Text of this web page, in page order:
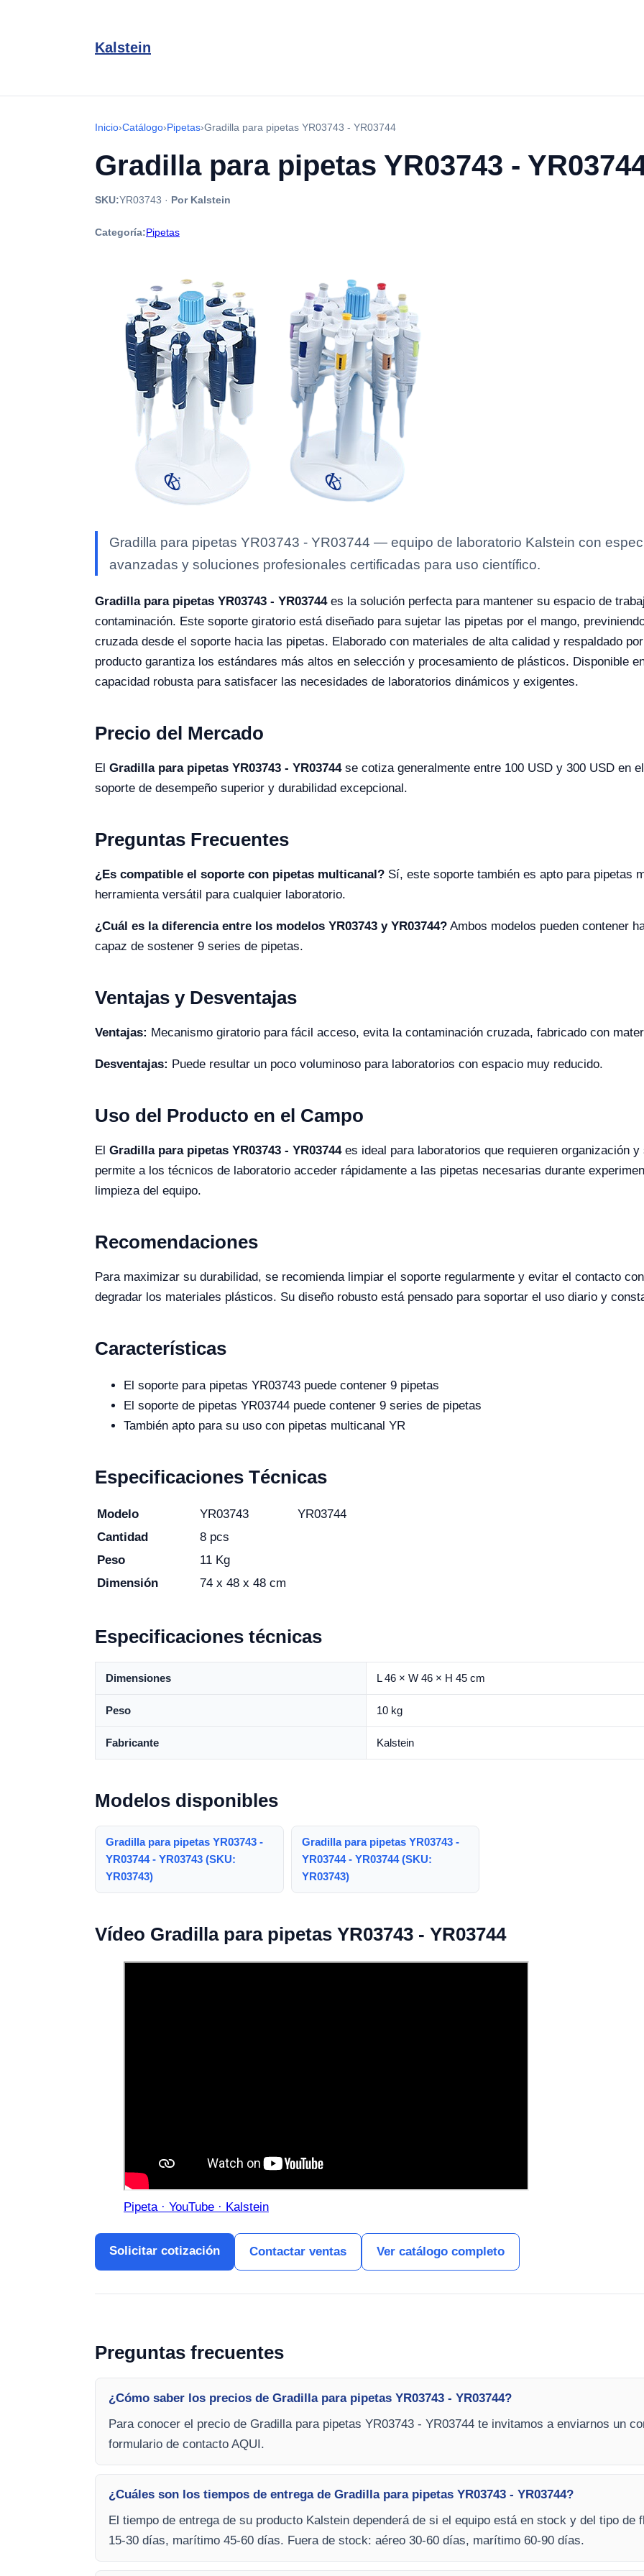
Kalstein
Inicio›Catálogo›Pipetas›Gradilla para pipetas YR03743 - YR03744
Gradilla para pipetas YR03743 -
SKU:YR03743 · Por Kalstein
Categoría:Pipetas
Gradilla para pipetas YR03743 - YR03744 — equipo de laboratorio Kalstein con
avanzadas y soluciones profesionales certificadas para uso científico.
Gradilla para pipetas YR03743 - YR03744es la solución perfecta para mantener su espacio de
contaminación. Este soporte giratorio está diseñado para sujetar las pipetas por el mango,
cruzada desde el soporte hacia las pipetas. Elaborado con materiales de alta calidad y respaldado
producto garantiza los estándares más altos en selección y procesamiento de plásticos. Disponible
capacidad robusta para satisfacer las necesidades de laboratorios dinámicos y exigentes.
Precio del Mercado
El Gradilla para pipetas YR03743 - YR03744se cotiza generalmente entre 100 USD y 300 USD en
soporte de desempeño superior y durabilidad excepcional.
Preguntas Frecuentes
¿Es compatible el soporte con pipetas multicanal? Sí, este soporte también es apto para pipetas
herramienta versátil para cualquier laboratorio.
¿Cuál es la diferencia entre los modelos YR03743 y YR03744? Ambos modelos pueden contener
capaz de sostener 9 series de pipetas.
Ventajas y Desventajas
Ventajas: Mecanismo giratorio para fácil acceso, evita la contaminación cruzada, fabricado con
Desventajas: Puede resultar un poco voluminoso para laboratorios con espacio muy reducido.
Uso del Producto en el Campo
El Gradilla para pipetas YR03743 - YR03744es ideal para laboratorios que requieren organización
permite a los técnicos de laboratorio acceder rápidamente a las pipetas necesarias durante
limpieza del equipo.
Recomendaciones
Para maximizar su durabilidad, se recomienda limpiar el soporte regularmente y evitar el contacto
degradar los materiales plásticos. Su diseño robusto está pensado para soportar el uso diario y
Características
El soporte para pipetas YR03743 puede contener 9 pipetas
El soporte de pipetas YR03744 puede contener 9 series de pipetas
También apto para su uso con pipetas multicanal YR
Especificaciones Técnicas
Modelo YR03743
YR03744
Cantidad
8 pcs
Peso
11 Kg
Dimensión
74 x 48 x 48 cm
Especificaciones técnicas
Dimensiones L 46 × W 46 × H 45 cm
Peso 10 kg
Fabricante Kalstein
Modelos disponibles
Gradilla para pipetas YR03743 -
YR03744 - YR03743 (SKU:
YR03743)
Gradilla para pipetas YR03743 -
YR03744 - YR03744 (SKU:
YR03743)
Vídeo Gradilla para pipetas YR03743 - YR03744
Pipeta · YouTube · Kalstein
Solicitar cotización Contactar ventas Ver catálogo completo
Preguntas frecuentes
¿Cómo saber los precios de Gradilla para pipetas YR03743 - YR03744?
Para conocer el precio de Gradilla para pipetas YR03743 - YR03744 te invitamos a enviarnos un
formulario de contacto AQUI.
¿Cuáles son los tiempos de entrega de Gradilla para pipetas YR03743 - YR03744?
El tiempo de entrega de su producto Kalstein dependerá de si el equipo está en stock y del tipo
15-30 días, marítimo 45-60 días. Fuera de stock: aéreo 30-60 días, marítimo 60-90 días.